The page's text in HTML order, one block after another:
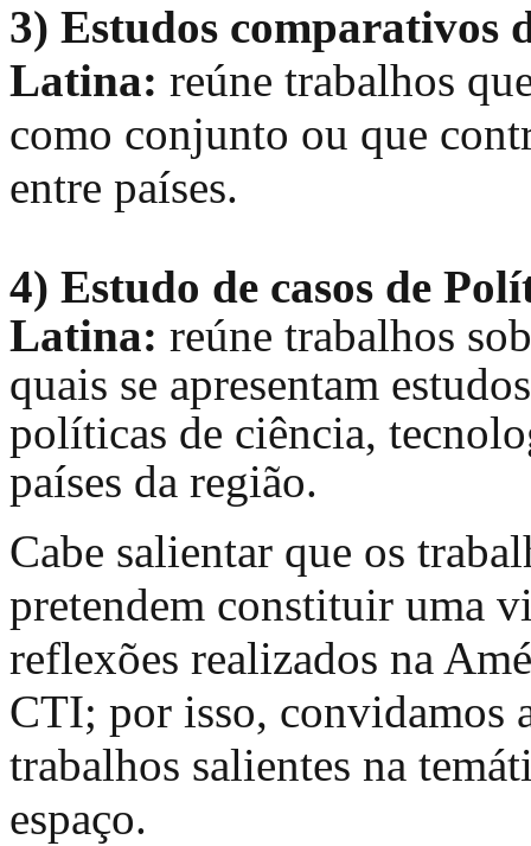
3) Estudos comparativos
Latina: reúne trabalhos
como conjunto ou que
entre países.
4) Estudo de casos de
Latina: reúne trabalhos
quais se apresentam
políticas de ciência,
países da região.
Cabe salientar que os
pretendem constituir uma
reflexões realizados na
CTI; por isso, convidamos
trabalhos salientes na
espaço.